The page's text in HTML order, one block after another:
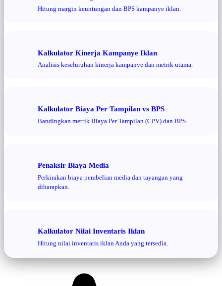
Hitung margin keuntungan dan BPS kampanye iklan.
Kalkulator Kinerja Kampanye Iklan
Analisis keseluruhan kinerja kampanye dan metrik utama.
Kalkulator Biaya Per Tampilan vs BPS
Bandingkan metrik Biaya Per Tampilan (CPV) dan BPS.
Penaksir Biaya Media
Perkirakan biaya pembelian media dan tayangan yang
diharapkan.
Kalkulator Nilai Inventaris Iklan
Hitung nilai inventaris iklan Anda yang tersedia.